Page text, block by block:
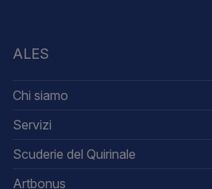
ALES
Chi siamo
Servizi
Scuderie del Quirinale
Artbonus